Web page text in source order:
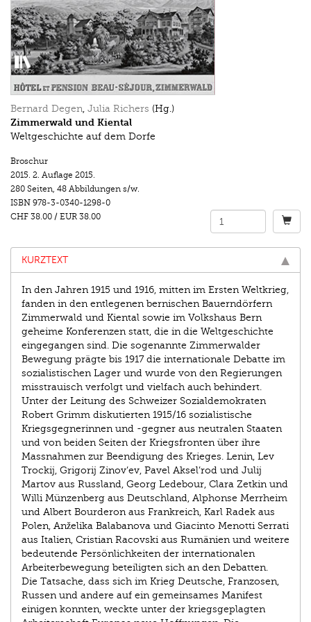
Bernard Degen, Julia Richers (Hg.)
Zimmerwald und Kiental
Weltgeschichte auf dem Dorfe
Broschur
2015. 2. Auflage 2015.
280 Seiten, 48 Abbildungen s/w.
ISBN 978-3-0340-1298-0
CHF 38.00 / EUR 38.00
KURZTEXT
In den Jahren 1915 und 1916, mitten im Ersten Weltkrieg,
fanden in den entlegenen bernischen Bauerndörfern
Zimmerwald und Kiental sowie im Volkshaus Bern
geheime Konferenzen statt, die in die Weltgeschichte
eingegangen sind. Die sogenannte Zimmerwalder
Bewegung prägte bis 1917 die internationale Debatte im
sozialistischen Lager und wurde von den Regierungen
misstrauisch verfolgt und vielfach auch behindert.
Unter der Leitung des Schweizer Sozialdemokraten
Robert Grimm diskutierten 1915/16 sozialistische
Kriegsgegnerinnen und -gegner aus neutralen Staaten
und von beiden Seiten der Kriegsfronten über ihre
Massnahmen zur Beendigung des Krieges. Lenin, Lev
Trockij, Grigorij Zinov’ev, Pavel Aksel’rod und Julij
Martov aus Russland, Georg Ledebour, Clara Zetkin und
Willi Münzenberg aus Deutschland, Alphonse Merrheim
und Albert Bourderon aus Frankreich, Karl Radek aus
Polen, Anželika Balabanova und Giacinto Menotti Serrati
aus Italien, Cristian Racovski aus Rumänien und weitere
bedeutende Persönlichkeiten der internationalen
Arbeiterbewegung beteiligten sich an den Debatten.
Die Tatsache, dass sich im Krieg Deutsche, Franzosen,
Russen und andere auf ein gemeinsames Manifest
einigen konnten, weckte unter der kriegsgeplagten